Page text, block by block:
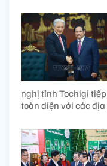
nghị tỉnh Tochigi
toàn diện với các